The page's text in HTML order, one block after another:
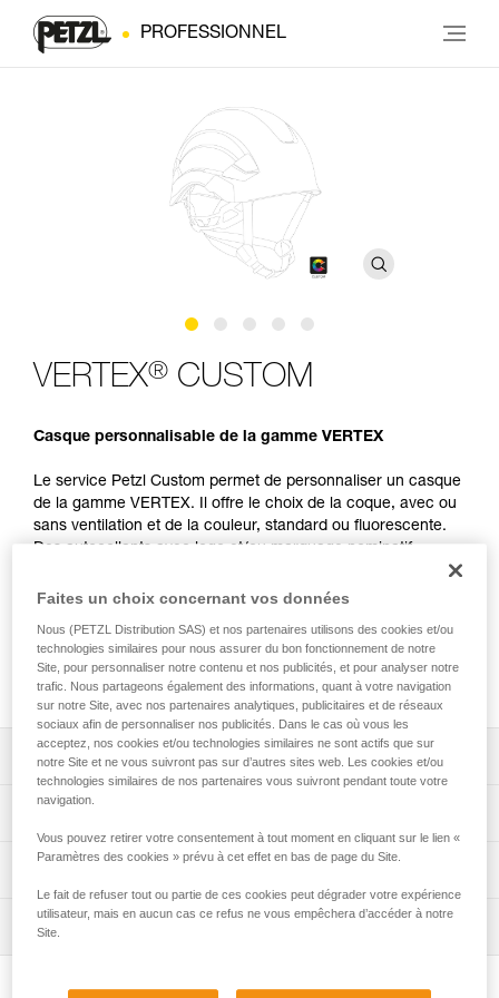
PROFESSIONNEL
VERTEX® CUSTOM
Casque personnalisable de la gamme VERTEX
Le service Petzl Custom permet de personnaliser un casque
de la gamme VERTEX. Il offre le choix de la coque, avec ou
sans ventilation et de la couleur, standard ou fluorescente.
Des autocollants avec logo et/ou marquage nominatif
couleur peuvent être ajoutées. Une large gamme
pour casque, protège-nuque, porte-badge, bonnets...) est
disponible et peut être pré-montée. Il est conditionné
individuellement pour une solution prête à l'emploi.
Descriptif
Choix de la coque externe :
- disponible en sept couleurs standards (blanc, jaune,
fluorescentes (jaune et orange).
Possibilité d'ajouter des autocollants personnalisés :
ou gris réfléchissant,
Tour de tête: 53-63 cm
Matière(s): ABS (acrylonitrile butadiène styrène),
polyamide, polycarbonate, polyester haute ténacité,
polyéthylène
Notice
Télécharger le pdf technical-notice-VERTEX-1
Inspection
Télécharger le pdf verif-EPI-casques-PRO-procedure-FR
Faites un choix concernant vos données
Nous (PETZL Distribution SAS) et nos partenaires utilisons des cookies et/ou
technologies similaires pour nous assurer du bon fonctionnement de notre
Site, pour personnaliser notre contenu et nos publicités, et pour analyser notre
trafic. Nous partageons également des informations, quant à votre navigation
sur notre Site, avec nos partenaires analytiques, publicitaires et de réseaux
sociaux afin de personnaliser nos publicités. Dans le cas où vous les
acceptez, nos cookies et/ou technologies similaires ne sont actifs que sur
notre Site et ne vous suivront pas sur d’autres sites web. Les cookies et/ou
technologies similaires de nos partenaires vous suivront pendant toute votre
navigation.
Vous pouvez retirer votre consentement à tout moment en cliquant sur le lien «
Paramètres des cookies » prévu à cet effet en bas de page du Site.
Le fait de refuser tout ou partie de ces cookies peut dégrader votre expérience
utilisateur, mais en aucun cas ce refus ne vous empêchera d’accéder à notre
Site.